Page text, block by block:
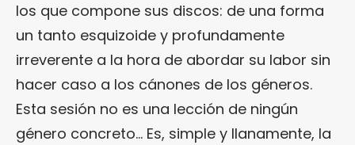
los que compone sus discos: de una forma
un tanto esquizoide y profundamente
irreverente a la hora de abordar su labor sin
hacer caso a los cánones de los géneros.
Esta sesión no es una lección de ningún
género concreto… Es, simple y llanamente, la